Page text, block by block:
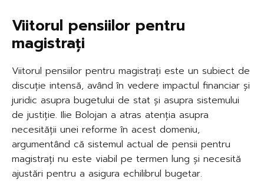
Viitorul pensiilor pentru
magistrați
Viitorul pensiilor pentru magistrați este un subiect de
discuție intensă, având în vedere impactul financiar și
juridic asupra bugetului de stat și asupra sistemului
de justiție. Ilie Bolojan a atras atenția asupra
necesității unei reforme în acest domeniu,
argumentând că sistemul actual de pensii pentru
magistrați nu este viabil pe termen lung și necesită
ajustări pentru a asigura echilibrul bugetar.